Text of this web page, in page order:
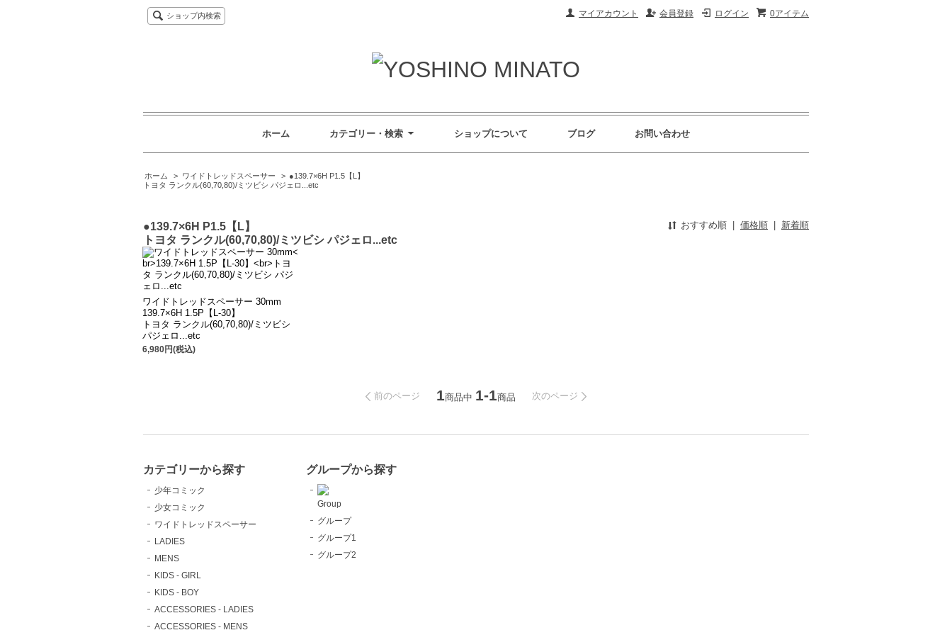
0アイテム
ログイン
会員登録
マイアカウント
ショップ内検索
ホーム カテゴリー・検索 ショップについて ブログ お問い合わせ
ホーム > ワイドトレッドスペーサー > ●139.7×6H P1.5【L】
トヨタ ランクル(60,70,80)/ミツビシ パジェロ...etc
●139.7×6H P1.5【L】
トヨタ ランクル(60,70,80)/ミツビシ パジェロ...etc
おすすめ順 | 価格順 | 新着順
ワイドトレッドスペーサー 30mm
139.7×6H 1.5P【L-30】
トヨタ ランクル(60,70,80)/ミツビシ
パジェロ...etc
6,980円(税込)
前のページ 1商品中 1-1商品 次のページ
カテゴリーから探す
少年コミック
少女コミック
ワイドトレッドスペーサー
LADIES
MENS
KIDS - GIRL
KIDS - BOY
ACCESSORIES - LADIES
ACCESSORIES - MENS
グループから探す
Group
グループ
グループ1
グループ2